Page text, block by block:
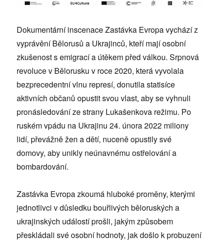
Dokumentární inscenace Zastávka Evropa vychází z
vyprávění Bělorusů a Ukrajinců, kteří mají osobní
zkušenost s emigrací a útěkem před válkou. Srpnová
revoluce v Bělorusku v roce 2020, která vyvolala
bezprecedentní vlnu represí, donutila statisíce
aktivních občanů opustit svou vlast, aby se vyhnuli
pronásledování ze strany Lukašenkova režimu. Po
ruském vpádu na Ukrajinu 24. února 2022 miliony
lidí, převážně žen a dětí, nuceně opustily své
domovy, aby unikly neúnavnému ostřelování a
bombardování.
Zastávka Evropa zkoumá hluboké proměny, kterými
jednotlivci v důsledku bouřlivých běloruských a
ukrajinských událostí prošli, jakým způsobem
přeskládali své osobní hodnoty, jak došlo k probuzení